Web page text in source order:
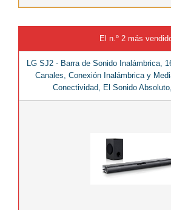
El n.º 2 más
LG SJ2 - Barra de Sonido Inalámbrica,
Canales, Conexión Inalámbrica y
Conectividad, El Sonido